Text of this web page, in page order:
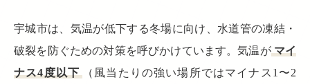
宇城市は、気温が低下する冬場に向け、水道管の凍結・
破裂を防ぐための対策を呼びかけています。気温が マイ
ナス4度以下
（風当たりの強い場所ではマイナス1〜2